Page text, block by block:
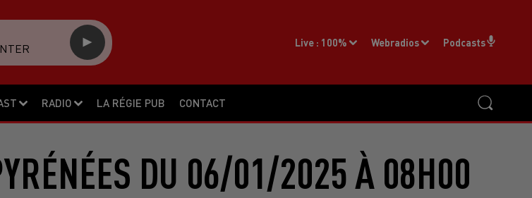
RADIO LA RÉGIE PUB CONTACT
Live : 100% Webradios Podcasts
DU 06/01/2025 À 08H00